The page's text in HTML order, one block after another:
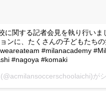
に関する記者会見を執り行いま
ンに、たくさんの子どもたち
#milanacademy
#nagoya #komaki
(@acmilansoccerschoolaichi)が